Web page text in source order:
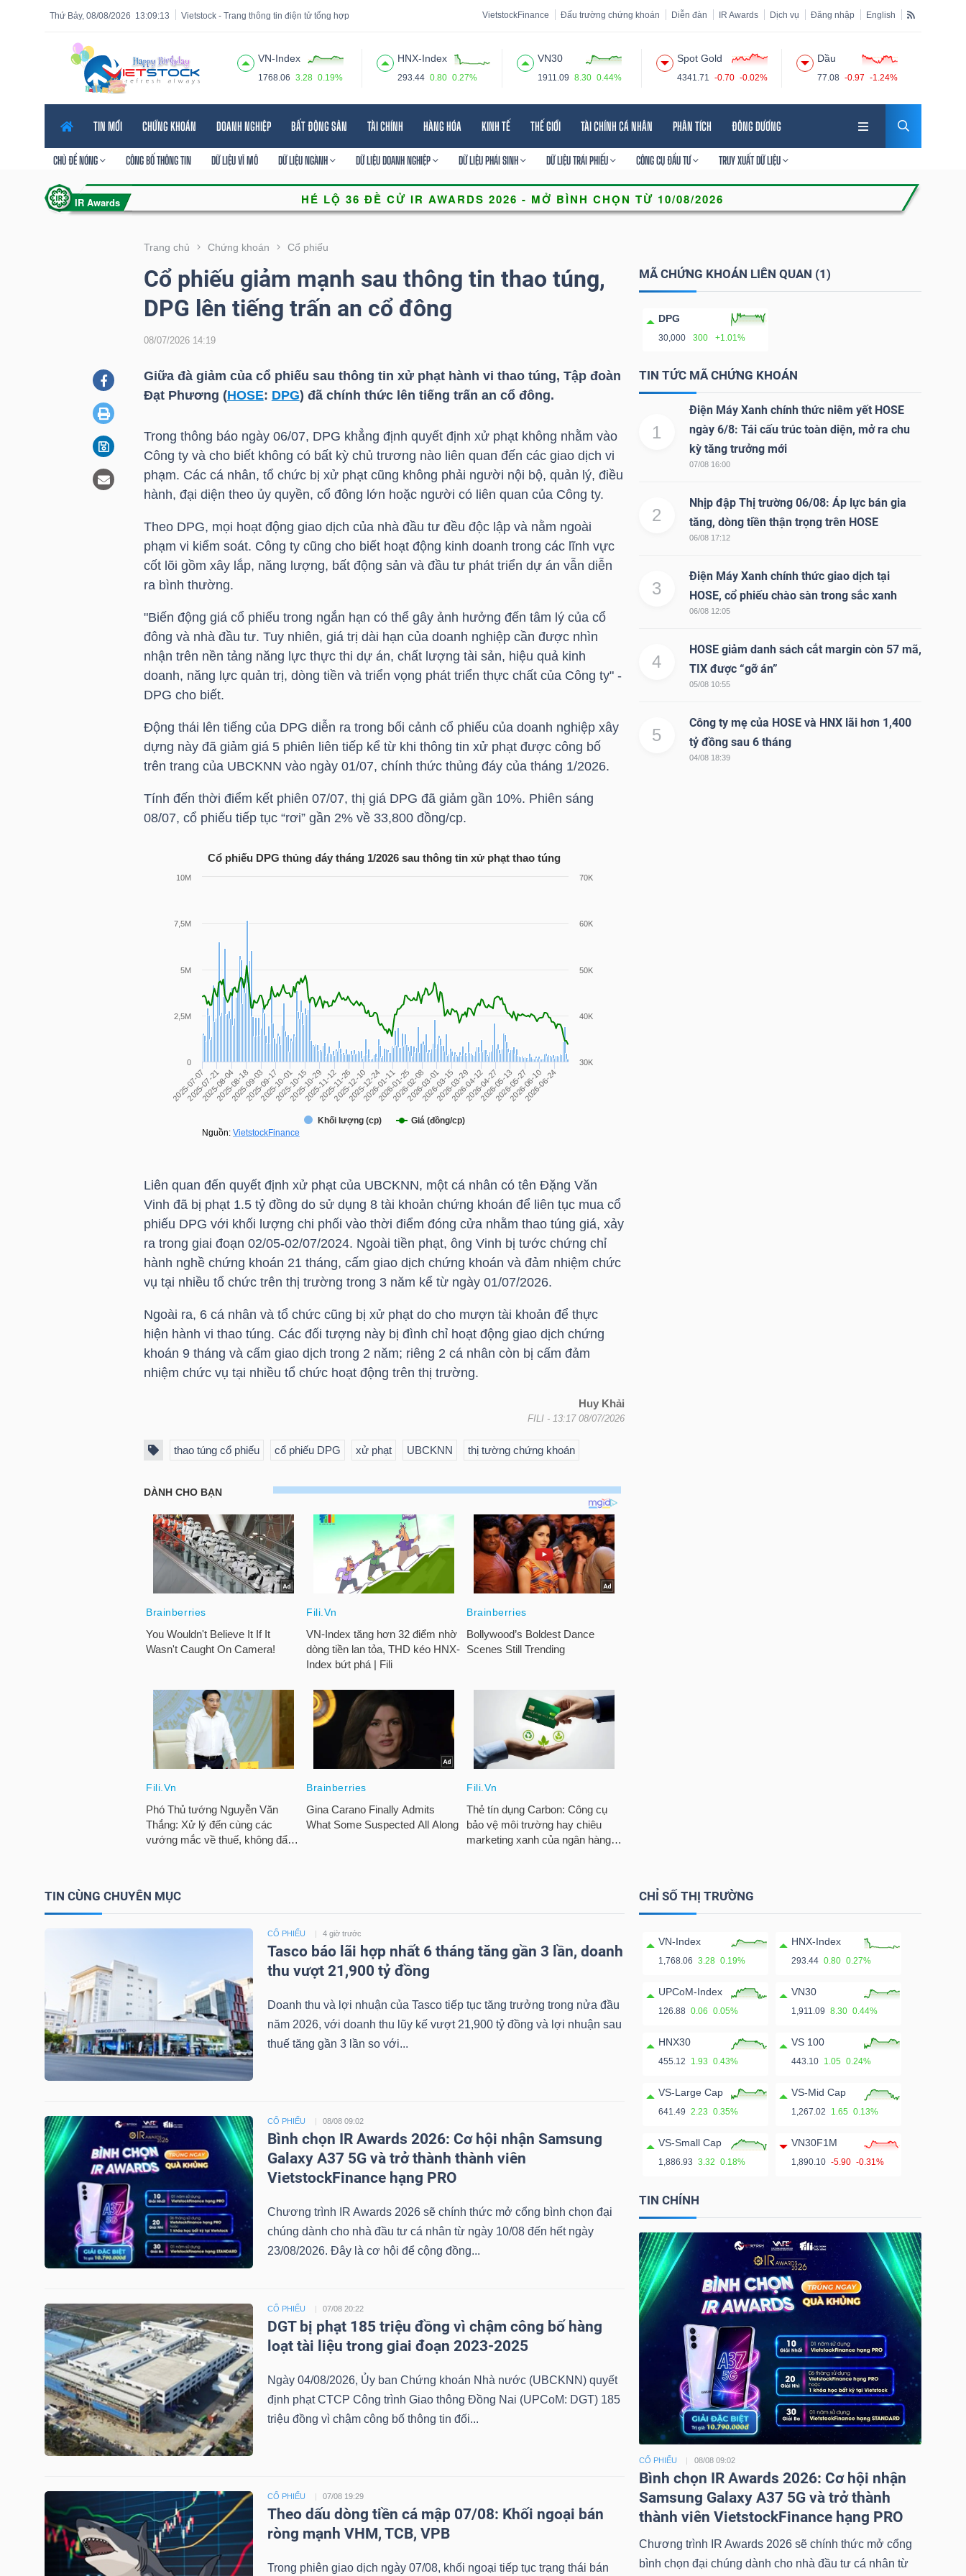
13:09:15
Thứ Bảy, 08/08/2026 Vietstock - Trang thông tin điện tử tổng hợp VietstockFinance Đấu trường chứng khoán Diễn đàn IR Awards Dịch vụ Đăng nhập English
VN-Index
1768.06 3.28 0.19%
HNX-Index
293.44 0.80 0.27%
VN30
1911.09 8.30 0.44%
Spot Gold
4341.71 -0.70 -0.02%
Dầu
77.08 -0.97 -1.24%
TIN MỚI CHỨNG KHOÁN DOANH NGHIỆP BẤT ĐỘNG SẢN TÀI CHÍNH HÀNG HÓA KINH TẾ THẾ GIỚI TÀI CHÍNH CÁ NHÂN PHÂN TÍCH ĐÔNG DƯƠNG
CHỦ ĐỀ NÓNG CÔNG BỐ THÔNG TIN DỮ LIỆU VĨ MÔ DỮ LIỆU NGÀNH DỮ LIỆU DOANH NGHIỆP DỮ LIỆU PHÁI SINH DỮ LIỆU TRÁI PHIẾU CÔNG CỤ ĐẦU TƯ TRUY XUẤT DỮ LIỆU
Trang chủ Chứng khoán Cổ phiếu
Cổ phiếu giảm mạnh sau thông tin thao túng,
DPG lên tiếng trấn an cổ đông
08/07/2026 14:19
Giữa đà giảm của cổ phiếu sau thông tin xử phạt hành vi thao túng, Tập đoàn
Đạt Phương (HOSE: DPG) đã chính thức lên tiếng trấn an cổ đông.
Trong thông báo ngày 06/07, DPG khẳng định quyết định xử phạt không nhằm vào
Công ty và cho biết không có bất kỳ chủ trương nào liên quan đến các giao dịch vi
phạm. Các cá nhân, tổ chức bị xử phạt cũng không phải người nội bộ, quản lý, điều
hành, đại diện theo ủy quyền, cổ đông lớn hoặc người có liên quan của Công ty.
Theo DPG, mọi hoạt động giao dịch của nhà đầu tư đều độc lập và nằm ngoài
phạm vi kiểm soát. Công ty cũng cho biết hoạt động kinh doanh trong các lĩnh vực
cốt lõi gồm xây lắp, năng lượng, bất động sản và đầu tư phát triển dự án vẫn diễn
ra bình thường.
"Biến động giá cổ phiếu trong ngắn hạn có thể gây ảnh hưởng đến tâm lý của cổ
đông và nhà đầu tư. Tuy nhiên, giá trị dài hạn của doanh nghiệp cần được nhìn
nhận trên nền tảng năng lực thực thi dự án, chất lượng tài sản, hiệu quả kinh
doanh, năng lực quản trị, dòng tiền và triển vọng phát triển thực chất của Công ty" -
DPG cho biết.
Động thái lên tiếng của DPG diễn ra trong bối cảnh cổ phiếu của doanh nghiệp xây
dựng này đã giảm giá 5 phiên liên tiếp kể từ khi thông tin xử phạt được công bố
trên trang của UBCKNN vào ngày 01/07, chính thức thủng đáy của tháng 1/2026.
Tính đến thời điểm kết phiên 07/07, thị giá DPG đã giảm gần 10%. Phiên sáng
08/07, cổ phiếu tiếp tục “rơi” gần 2% về 33,800 đồng/cp.
Cổ phiếu DPG thủng đáy tháng 1/2026 sau thông tin xử phạt thao túng
Liên quan đến quyết định xử phạt của UBCKNN, một cá nhân có tên Đặng Văn
Vinh đã bị phạt 1.5 tỷ đồng do sử dụng 8 tài khoản chứng khoán để liên tục mua cổ
phiếu DPG với khối lượng chi phối vào thời điểm đóng cửa nhằm thao túng giá, xảy
ra trong giai đoạn 02/05-02/07/2024. Ngoài tiền phạt, ông Vinh bị tước chứng chỉ
hành nghề chứng khoán 21 tháng, cấm giao dịch chứng khoán và đảm nhiệm chức
vụ tại nhiều tổ chức trên thị trường trong 3 năm kể từ ngày 01/07/2026.
Ngoài ra, 6 cá nhân và tổ chức cũng bị xử phạt do cho mượn tài khoản để thực
hiện hành vi thao túng. Các đối tượng này bị đình chỉ hoạt động giao dịch chứng
khoán 9 tháng và cấm giao dịch trong 2 năm; riêng 2 cá nhân còn bị cấm đảm
nhiệm chức vụ tại nhiều tổ chức hoạt động trên thị trường.
Huy Khải
FILI - 13:17 08/07/2026
thao túng cổ phiếu cổ phiếu DPG xử phạt UBCKNN thị tường chứng khoán
MÃ CHỨNG KHOÁN LIÊN QUAN (1)
DPG
30,000 300 +1.01%
TIN TỨC MÃ CHỨNG KHOÁN
1
Điện Máy Xanh chính thức niêm yết HOSE
ngày 6/8: Tái cấu trúc toàn diện, mở ra chu
kỳ tăng trưởng mới
07/08 16:00
2
Nhịp đập Thị trường 06/08: Áp lực bán gia
tăng, dòng tiền thận trọng trên HOSE
06/08 17:12
3
Điện Máy Xanh chính thức giao dịch tại
HOSE, cổ phiếu chào sàn trong sắc xanh
06/08 12:05
4
HOSE giảm danh sách cắt margin còn 57 mã,
TIX được “gỡ án”
05/08 10:55
5
Công ty mẹ của HOSE và HNX lãi hơn 1,400
tỷ đồng sau 6 tháng
04/08 18:39
TIN CÙNG CHUYÊN MỤC
CỔ PHIẾU 4 giờ trước
Tasco báo lãi hợp nhất 6 tháng tăng gần 3 lần, doanh
thu vượt 21,900 tỷ đồng
Doanh thu và lợi nhuận của Tasco tiếp tục tăng trưởng trong nửa đầu
năm 2026, với doanh thu lũy kế vượt 21,900 tỷ đồng và lợi nhuận sau
thuế tăng gần 3 lần so với...
CỔ PHIẾU 08/08 09:02
Bình chọn IR Awards 2026: Cơ hội nhận Samsung
Galaxy A37 5G và trở thành thành viên
VietstockFinance hạng PRO
Chương trình IR Awards 2026 sẽ chính thức mở cổng bình chọn đại
chúng dành cho nhà đầu tư cá nhân từ ngày 10/08 đến hết ngày
23/08/2026. Đây là cơ hội để cộng đồng...
CỔ PHIẾU 07/08 20:22
DGT bị phạt 185 triệu đồng vì chậm công bố hàng
loạt tài liệu trong giai đoạn 2023-2025
Ngày 04/08/2026, Ủy ban Chứng khoán Nhà nước (UBCKNN) quyết
định phạt CTCP Công trình Giao thông Đồng Nai (UPCoM: DGT) 185
triệu đồng vì chậm công bố thông tin đối...
CỔ PHIẾU 07/08 19:29
Theo dấu dòng tiền cá mập 07/08: Khối ngoại bán
ròng mạnh VHM, TCB, VPB
Trong phiên giao dịch ngày 07/08, khối ngoại tiếp tục trạng thái bán
CHỈ SỐ THỊ TRƯỜNG
VN-Index
1,768.06 3.28 0.19%
HNX-Index
293.44 0.80 0.27%
UPCoM-Index
126.88 0.06 0.05%
VN30
1,911.09 8.30 0.44%
HNX30
455.12 1.93 0.43%
VS 100
443.10 1.05 0.24%
VS-Large Cap
641.49 2.23 0.35%
VS-Mid Cap
1,267.02 1.65 0.13%
VS-Small Cap
1,886.93 3.32 0.18%
VN30F1M
1,890.10 -5.90 -0.31%
TIN CHÍNH
CỔ PHIẾU 08/08 09:02
Bình chọn IR Awards 2026: Cơ hội nhận
Samsung Galaxy A37 5G và trở thành
thành viên VietstockFinance hạng PRO
Chương trình IR Awards 2026 sẽ chính thức mở cổng
bình chọn đại chúng dành cho nhà đầu tư cá nhân từ
Tính năng
năng
VIETSTOCK
XUẤT
SECTOR
NĂNG
LƯỢNG
NGUYÊN
LIỆU
CÔNG
NGHIỆP
DÙNG
KHÔNG